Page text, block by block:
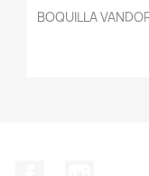
BOQUILLA